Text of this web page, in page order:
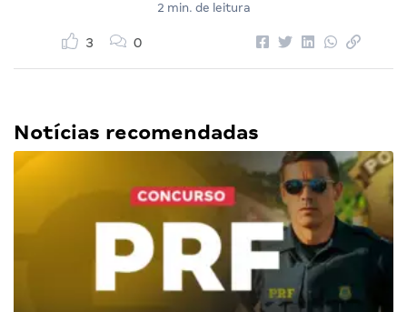
2 min. de leitura
3 0
Notícias recomendadas